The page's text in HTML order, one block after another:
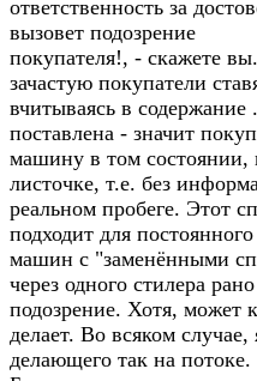
ответственность за
вызовет подозрение
покупателя!, - скажете
зачастую покупатели
вчитываясь в содержание
поставлена - значит
машину в том состоянии,
листочке, т.е. без
реальном пробеге. Этот
подходит для
машин с "заменёнными
через одного стилера
подозрение. Хотя, может
делает. Во всяком
делающего так на потоке.